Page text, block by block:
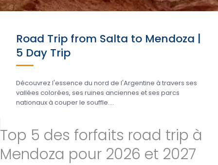
Road Trip from Salta to Mendoza |
5 Day Trip
Découvrez l'essence du nord de l'Argentine à travers ses
vallées colorées, ses ruines anciennes et ses parcs
nationaux à couper le souffle....
Top 5 des forfaits road trip à
Mendoza pour 2026 et 2027